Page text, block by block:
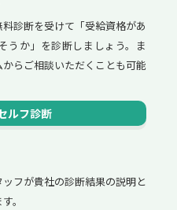
診断を受けて「受給資格があ
うか」を診断しましょう。ま
らご相談いただくことも可能
ルフ診断
フが貴社の診断結果の説明と
。